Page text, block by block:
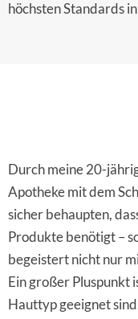
höchsten Standards
"
Durch meine 20-
Apotheke mit dem
sicher behaupten,
Produkte benötigt –
begeistert nicht nur
Ein großer Pluspunkt
Hauttyp geeignet